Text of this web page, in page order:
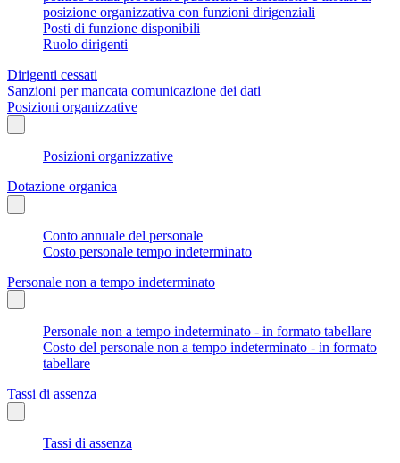
posizione organizzativa con funzioni dirigenziali
Posti di funzione disponibili
Ruolo dirigenti
Dirigenti cessati
Sanzioni per mancata comunicazione dei dati
Posizioni organizzative
Posizioni organizzative
Dotazione organica
Conto annuale del personale
Costo personale tempo indeterminato
Personale non a tempo indeterminato
Personale non a tempo indeterminato - in formato tabellare
Costo del personale non a tempo indeterminato - in formato
tabellare
Tassi di assenza
Tassi di assenza